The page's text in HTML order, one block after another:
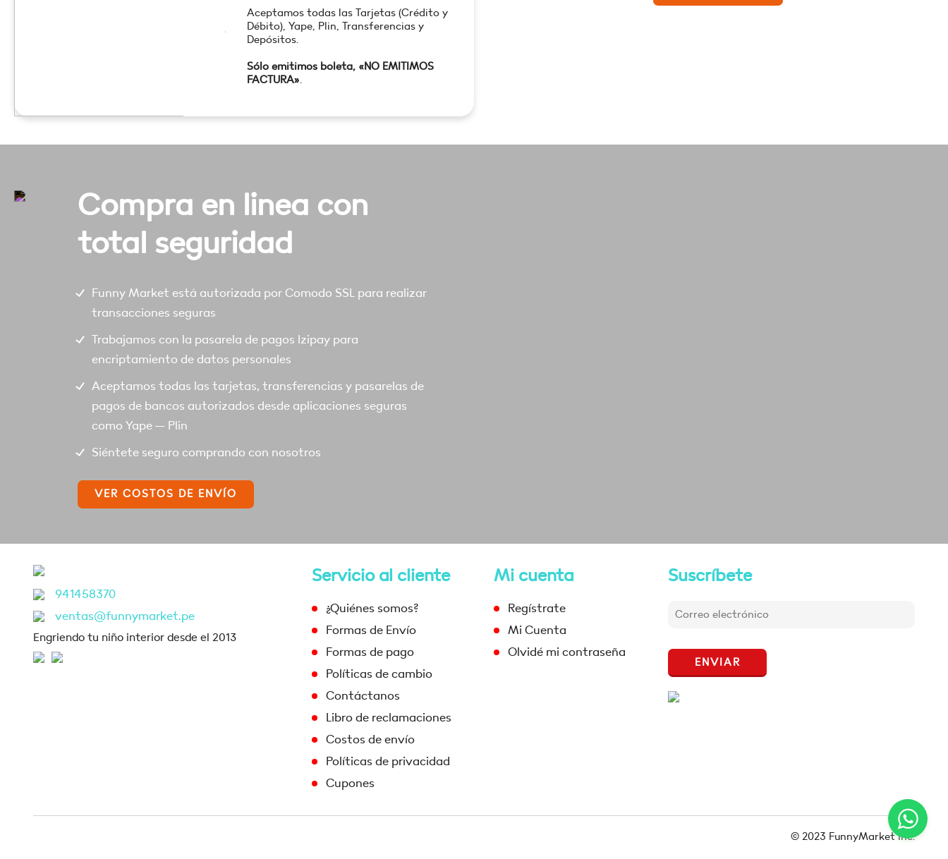
Aceptamos todas las Tarjetas (Crédito y
Débito), Yape, Plin, Transferencias y
Depósitos.
Sólo emitimos boleta, «NO EMITIMOS
FACTURA».
Compra en linea con
total seguridad
Funny Market está autorizada por Comodo SSL para realizar
transacciones seguras
Trabajamos con la pasarela de pagos Izipay para
encriptamiento de datos personales
Aceptamos todas las tarjetas, transferencias y pasarelas de
pagos de bancos autorizados desde aplicaciones seguras
como Yape – Plin
Siéntete seguro comprando con nosotros
VER COSTOS DE ENVÍO
941458370
ventas@funnymarket.pe
Engriendo tu niño interior desde el 2013
Servicio al cliente
¿Quiénes somos?
Formas de Envío
Formas de pago
Políticas de cambio
Contáctanos
Libro de reclamaciones
Costos de envío
Políticas de privacidad
Cupones
Mi cuenta
Regístrate
Mi Cuenta
Olvidé mi contraseña
Suscríbete
ENVIAR
© 2023 FunnyMarket Inc.